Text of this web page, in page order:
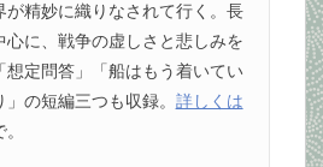
が精妙に織りなされて行く。長
心に、戦争の虚しさと悲しみを
想定問答」「船はもう着いてい
の短編三つも収録。 詳しくは